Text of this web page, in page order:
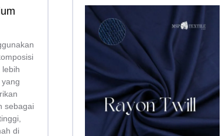
lebih
sebagai
di